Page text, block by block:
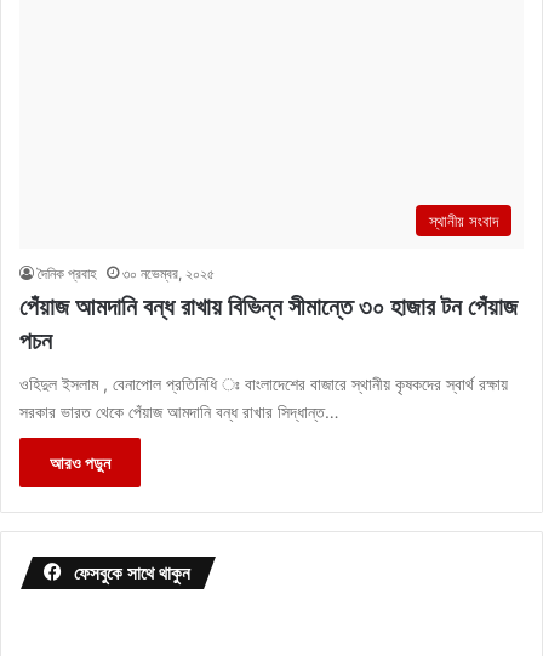
স্থানীয় সংবাদ
দৈনিক প্রবাহ ৩০ নভেম্বর, ২০২৫
পেঁয়াজ আমদানি বন্ধ রাখায় বিভিন্ন সীমান্তে ৩০ হাজার টন পেঁয়াজ
পচন
ওহিদুল ইসলাম , বেনাপোল প্রতিনিধি ঃ বাংলাদেশের বাজারে স্থানীয় কৃষকদের স্বার্থ রক্ষায়
সরকার ভারত থেকে পেঁয়াজ আমদানি বন্ধ রাখার সিদ্ধান্ত…
আরও পড়ুন
ফেসবুকে সাথে থাকুন